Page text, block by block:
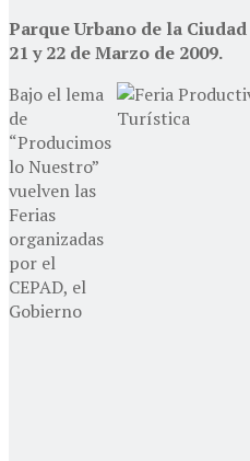
Parque Urbano de la
21 y 22 de Marzo de 2009.
Bajo el lema
de
“Producimos
lo Nuestro”
vuelven las
Ferias
organizadas
por el
CEPAD, el
Gobierno